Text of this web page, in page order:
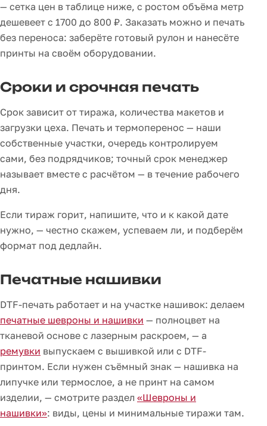
— сетка цен в таблице ниже, с ростом объёма метр
дешевеет с 1700 до 800 ₽. Заказать можно и печать
без переноса: заберёте готовый рулон и нанесёте
принты на своём оборудовании.
Сроки и срочная печать
Срок зависит от тиража, количества макетов и
загрузки цеха. Печать и термоперенос — наши
собственные участки, очередь контролируем
сами, без подрядчиков; точный срок менеджер
называет вместе с расчётом — в течение рабочего
дня.
Если тираж горит, напишите, что и к какой дате
нужно, — честно скажем, успеваем ли, и подберём
формат под дедлайн.
Печатные нашивки
DTF-печать работает и на участке нашивок: делаем
печатные шевроны и нашивки — полноцвет на
тканевой основе с лазерным раскроем, — а
ремувки выпускаем с вышивкой или с DTF-
принтом. Если нужен съёмный знак — нашивка на
липучке или термослое, а не принт на самом
изделии, — смотрите раздел «Шевроны и
нашивки»: виды, цены и минимальные тиражи там.